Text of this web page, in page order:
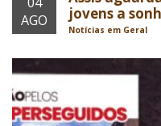
AGO
jovens a
Notícias em Geral